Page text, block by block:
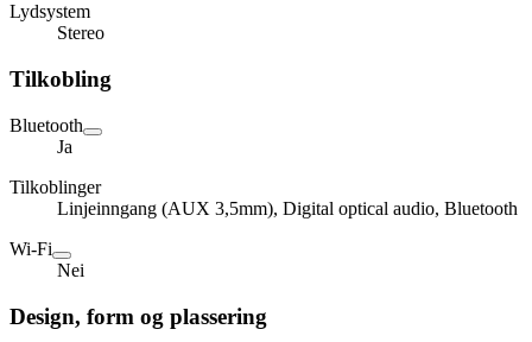
Lydsystem
Stereo
Tilkobling
Bluetooth
Ja
Tilkoblinger
Linjeinngang (AUX 3,5mm), Digital optical audio, Bluetooth
Wi-Fi
Nei
Design, form og plassering